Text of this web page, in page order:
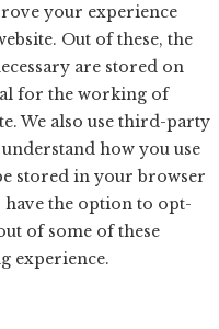
your experience
Out of these, the
are stored on
for the working of
We also use third-party
how you use
stored in your browser
the option to opt-
of some of these
experience.